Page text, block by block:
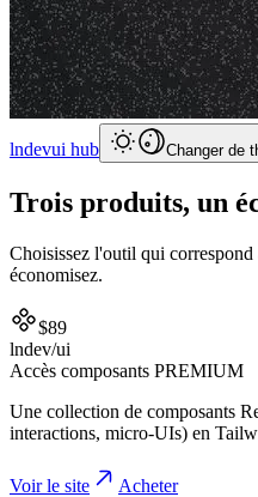
lndevui hub Changer de
Trois produits, un
Choisissez l'outil qui correspond
économisez.
$89
lndev/ui
Accès composants PREMIUM
Une collection de composants
interactions, micro-UIs) en
Voir le site
Acheter